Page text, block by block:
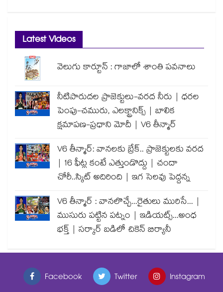
Latest Videos
వెలుగు కార్టూన్ : గాజాలో శాంతి పవనాలు
నీటిపారుదల ప్రాజెక్టులు-వరద నీరు | ధరల
పెంపు-చమురు, ఎలక్ట్రానిక్స్ | బాలిక
క్షమాపణ-ప్రధాని మోదీ | V6 తీన్మార్
V6 తీన్మార్: వానలకు బ్రేక్.. ప్రాజెక్టులకు వరద
| 16 ఫీట్ల కంటే ఎత్తుండొద్దు | చందా
చోరీ..స్కిట్ అదిరింది | ఇగ సెలవు పెద్దన్న
V6 తీన్మార్ : వానలొచ్చే...రైతులు మురిసే... |
ముసురు పట్టిన పట్నం | ఇడియట్స్...అంధ
భక్త్ | సర్కార్ బడిలో చికెన్ బిర్యానీ
Facebook Twitter Instagram